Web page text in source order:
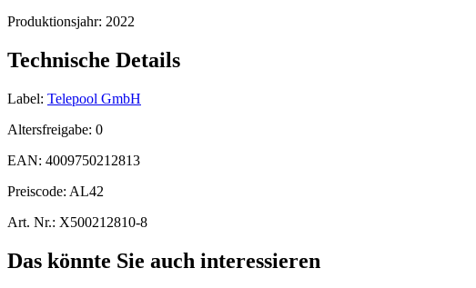
Produktionsjahr: 2022
Technische Details
Label: Telepool GmbH
Altersfreigabe: 0
EAN: 4009750212813
Preiscode: AL42
Art. Nr.: X500212810-8
Das könnte Sie auch interessieren